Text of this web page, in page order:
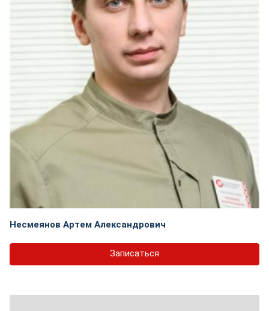
Несмеянов Артем Александрович
Записаться